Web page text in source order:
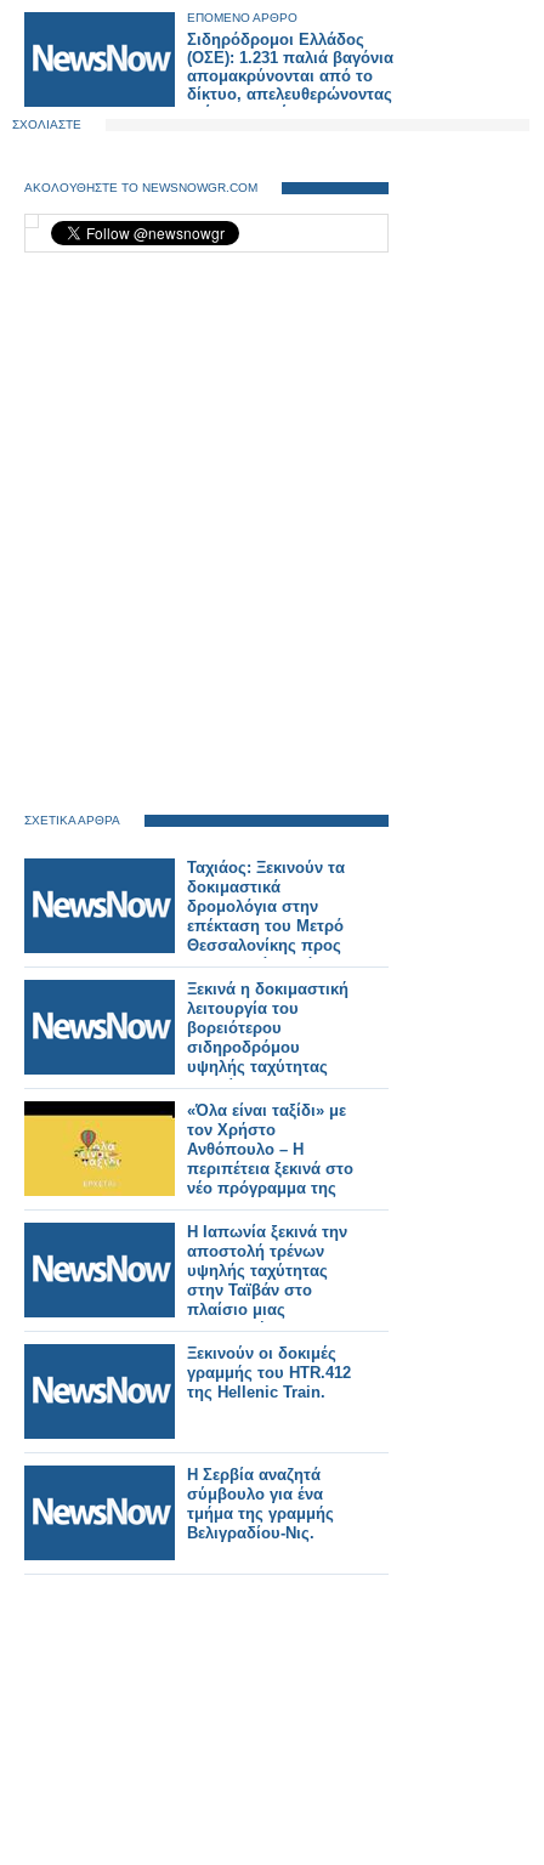
ΕΠΟΜΕΝΟ ΑΡΘΡΟ
Σιδηρόδρομοι Ελλάδος
(ΟΣΕ): 1.231 παλιά βαγόνια
απομακρύνονται από το
δίκτυο, απελευθερώνοντας
κρίσιμους χώρους και
ΣΧΟΛΙΑΣΤΕ
ΑΚΟΛΟΥΘΗΣΤΕ ΤΟ NEWSNOWGR.COM
ΣΧΕΤΙΚΑ ΑΡΘΡΑ
Ταχιάος: Ξεκινούν τα
δοκιμαστικά
δρομολόγια στην
επέκταση του Μετρό
Θεσσαλονίκης προς
Καλαμαριά – Στόχος η
λειτουργία έως το
τέλος του μήνα.
Ξεκινά η δοκιμαστική
λειτουργία του
βορειότερου
σιδηροδρόμου
υψηλής ταχύτητας
της Κίνας.
«Όλα είναι ταξίδι» με
τον Χρήστο
Ανθόπουλο – Η
περιπέτεια ξεκινά στο
νέο πρόγραμμα της
ΕΡΤ
Η Ιαπωνία ξεκινά την
αποστολή τρένων
υψηλής ταχύτητας
στην Ταϊβάν στο
πλαίσιο μιας
σημαντικής
σιδηροδρομικής
παραγγελίας.
Ξεκινούν οι δοκιμές
γραμμής του HTR.412
της Hellenic Train.
Η Σερβία αναζητά
σύμβουλο για ένα
τμήμα της γραμμής
Βελιγραδίου-Νις.